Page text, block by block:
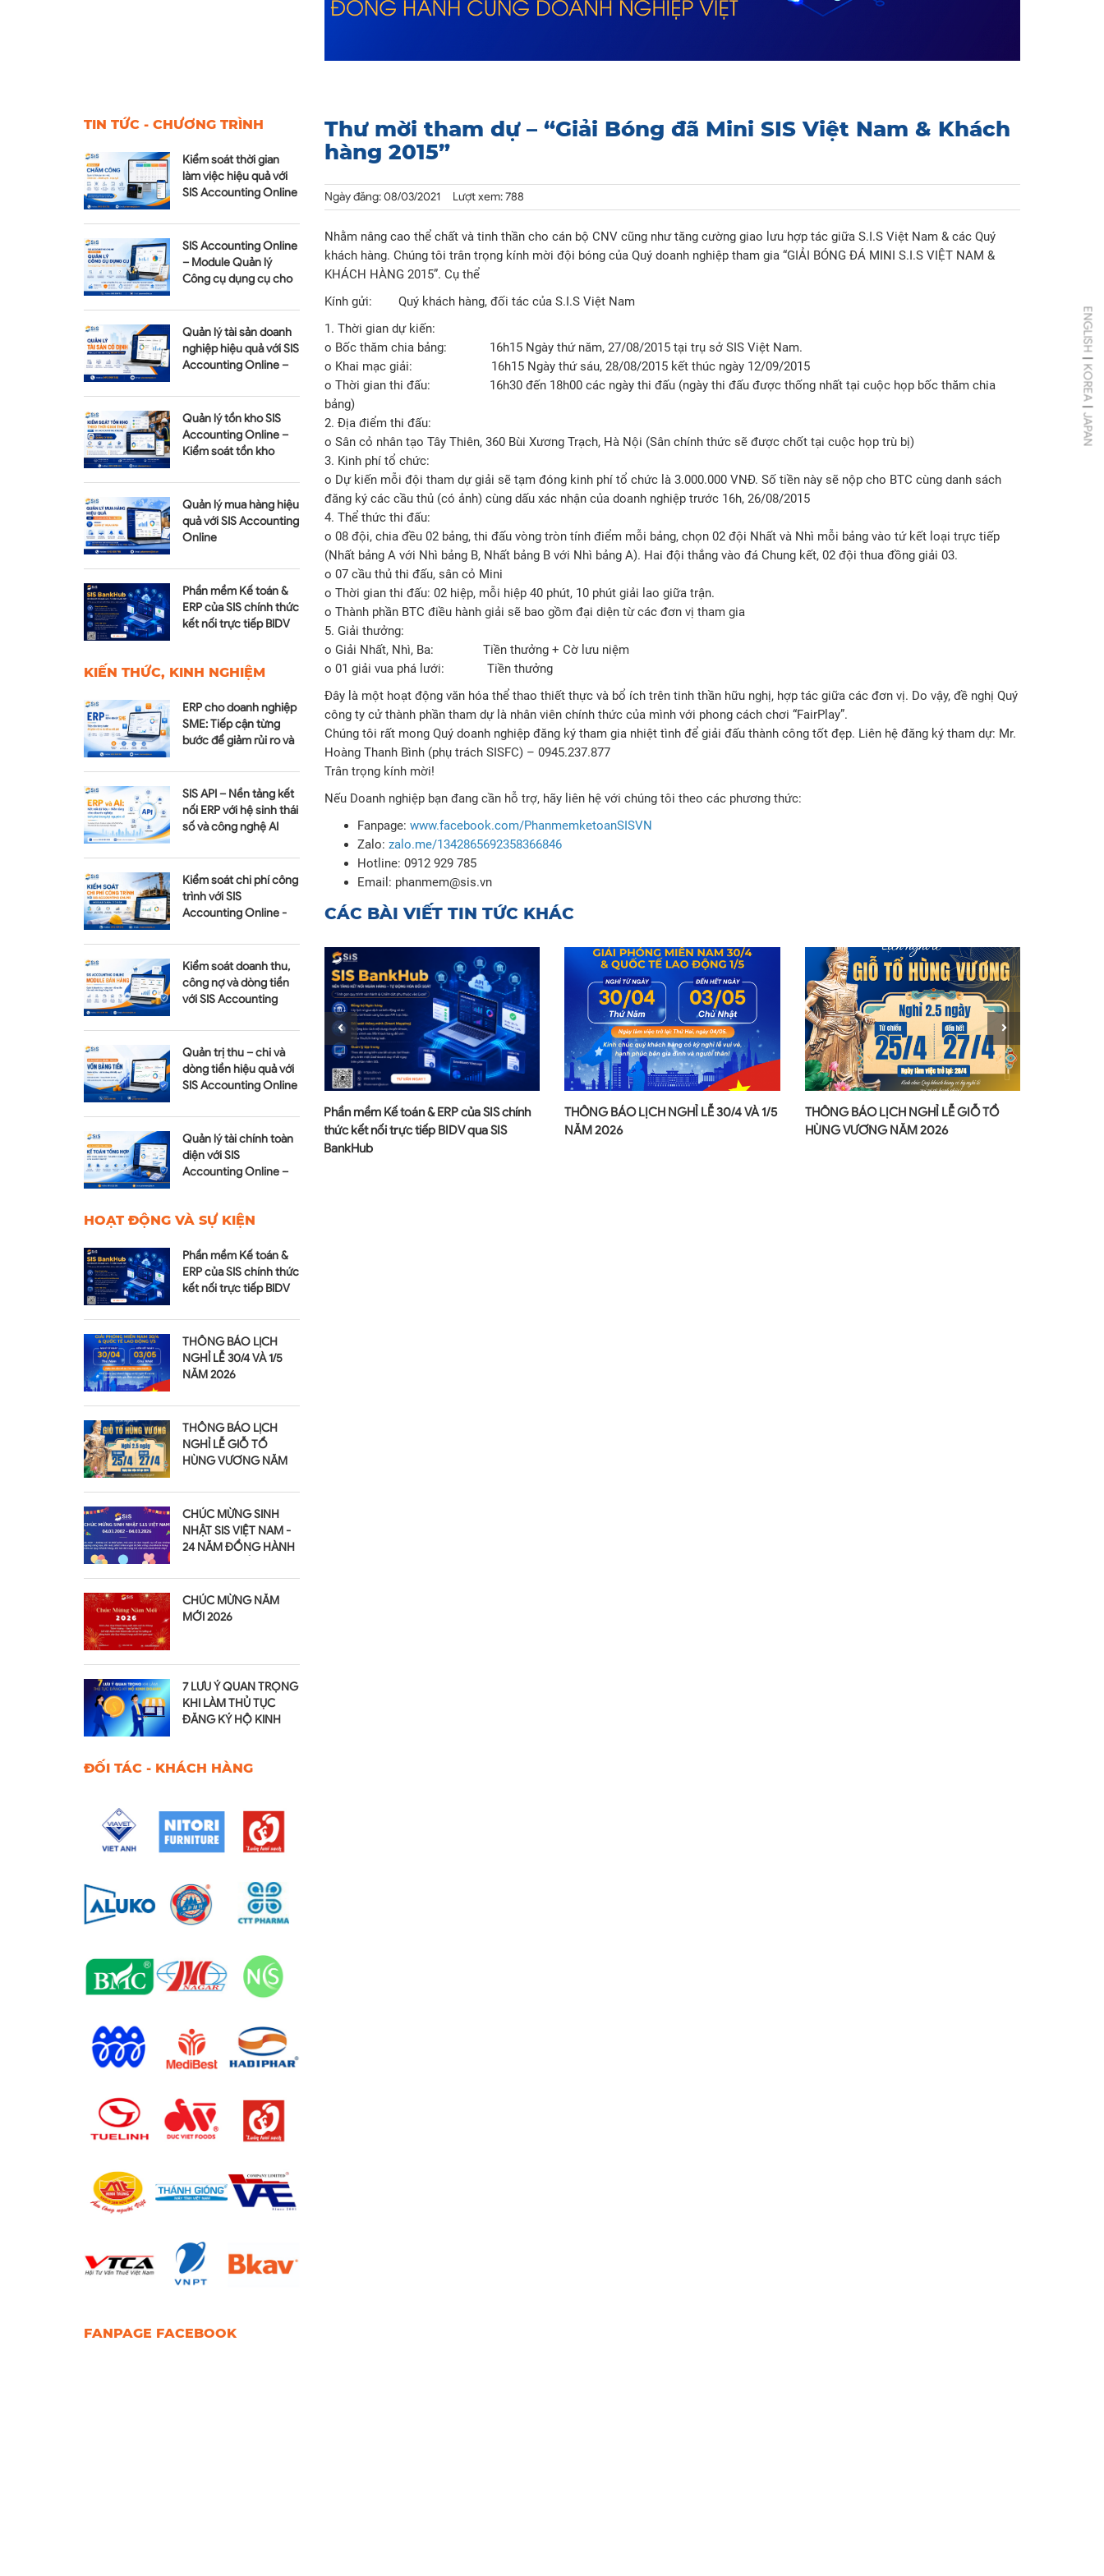
TIN TỨC - CHƯƠNG TRÌNH
Kiểm soát thời gian
làm việc hiệu quả với
SIS Accounting Online
SIS Accounting Online
– Module Quản lý
Công cụ dụng cụ cho
Quản lý tài sản doanh
nghiệp hiệu quả với SIS
Accounting Online –
Quản lý tồn kho SIS
Accounting Online –
Kiểm soát tồn kho
Quản lý mua hàng hiệu
quả với SIS Accounting
Online
Phần mềm Kế toán &
ERP của SIS chính thức
kết nối trực tiếp BIDV
KIẾN THỨC, KINH NGHIỆM
ERP cho doanh nghiệp
SME: Tiếp cận từng
bước để giảm rủi ro và
SIS API – Nền tảng kết
nối ERP với hệ sinh thái
số và công nghệ AI
Kiểm soát chi phí công
trình với SIS
Accounting Online -
Kiểm soát doanh thu,
công nợ và dòng tiền
với SIS Accounting
hàng
Quản trị thu – chi và
dòng tiền hiệu quả với
SIS Accounting Online
tiền
Quản lý tài chính toàn
diện với SIS
Accounting Online –
HOẠT ĐỘNG VÀ SỰ KIỆN
Phần mềm Kế toán &
ERP của SIS chính thức
kết nối trực tiếp BIDV
THÔNG BÁO LỊCH
NGHỈ LỄ 30/4 VÀ 1/5
NĂM 2026
THÔNG BÁO LỊCH
NGHỈ LỄ GIỖ TỔ
HÙNG VƯƠNG NĂM
CHÚC MỪNG SINH
NHẬT SIS VIỆT NAM -
24 NĂM ĐỒNG HÀNH
CHÚC MỪNG NĂM
MỚI 2026
7 LƯU Ý QUAN TRỌNG
KHI LÀM THỦ TỤC
ĐĂNG KÝ HỘ KINH
ĐỐI TÁC - KHÁCH HÀNG
FANPAGE FACEBOOK
Thư mời tham dự – “Giải Bóng đã Mini SIS Việt Nam & Khách
hàng 2015”
Ngày đăng: 08/03/2021 Lượt xem: 788
Nhằm nâng cao thể chất và tinh thần cho cán bộ CNV cũng như tăng cường giao lưu hợp tác giữa S.I.S Việt Nam & các Quý
khách hàng. Chúng tôi trân trọng kính mời đội bóng của Quý doanh nghiệp tham gia “GIẢI BÓNG ĐÁ MINI S.I.S VIỆT NAM &
KHÁCH HÀNG 2015”. Cụ thể
Kính gửi: Quý khách hàng, đối tác của S.I.S Việt Nam
1. Thời gian dự kiến:
o Bốc thăm chia bảng: 16h15 Ngày thứ năm, 27/08/2015 tại trụ sở SIS Việt Nam.
o Khai mạc giải: 16h15 Ngày thứ sáu, 28/08/2015 kết thúc ngày 12/09/2015
o Thời gian thi đấu: 16h30 đến 18h00 các ngày thi đấu (ngày thi đấu được thống nhất tại cuộc họp bốc thăm chia
bảng)
2. Địa điểm thi đấu:
o Sân cỏ nhân tạo Tây Thiên, 360 Bùi Xương Trạch, Hà Nội (Sân chính thức sẽ được chốt tại cuộc họp trù bị)
3. Kinh phí tổ chức:
o Dự kiến mỗi đội tham dự giải sẽ tạm đóng kinh phí tổ chức là 3.000.000 VNĐ. Số tiền này sẽ nộp cho BTC cùng danh sách
đăng ký các cầu thủ (có ảnh) cùng dấu xác nhận của doanh nghiệp trước 16h, 26/08/2015
4. Thể thức thi đấu:
o 08 đội, chia đều 02 bảng, thi đấu vòng tròn tính điểm mỗi bảng, chọn 02 đội Nhất và Nhì mỗi bảng vào tứ kết loại trực tiếp
(Nhất bảng A với Nhì bảng B, Nhất bảng B với Nhì bảng A). Hai đội thắng vào đá Chung kết, 02 đội thua đồng giải 03.
o 07 cầu thủ thi đấu, sân cỏ Mini
o Thời gian thi đấu: 02 hiệp, mỗi hiệp 40 phút, 10 phút giải lao giữa trận.
o Thành phần BTC điều hành giải sẽ bao gồm đại diện từ các đơn vị tham gia
5. Giải thưởng:
o Giải Nhất, Nhì, Ba: Tiền thưởng + Cờ lưu niệm
o 01 giải vua phá lưới: Tiền thưởng
Đây là một hoạt động văn hóa thể thao thiết thực và bổ ích trên tinh thần hữu nghị, hợp tác giữa các đơn vị. Do vậy, đề nghị Quý
công ty cử thành phần tham dự là nhân viên chính thức của mình với phong cách chơi “FairPlay”.
Chúng tôi rất mong Quý doanh nghiệp đăng ký tham gia nhiệt tình để giải đấu thành công tốt đẹp. Liên hệ đăng ký tham dự: Mr.
Hoàng Thanh Bình (phụ trách SISFC) – 0945.237.877
Trân trọng kính mời!
Nếu Doanh nghiệp bạn đang cần hỗ trợ, hãy liên hệ với chúng tôi theo các phương thức:
Fanpage: www.facebook.com/PhanmemketoanSISVN
Zalo: zalo.me/1342865692358366846
Hotline: 0912 929 785
Email: phanmem@sis.vn
CÁC BÀI VIẾT TIN TỨC KHÁC
- 24 NĂM ĐỒNG HÀNH VÀ PHÁT TRIỂN
Phần mềm Kế toán & ERP của SIS chính
thức kết nối trực tiếp BIDV qua SIS
BankHub
THÔNG BÁO LỊCH NGHỈ LỄ 30/4 VÀ 1/5
NĂM 2026
THÔNG BÁO LỊCH NGHỈ LỄ GIỖ TỔ
HÙNG VƯƠNG NĂM 2026
ENGLISH
|
KOREA
|
JAPAN